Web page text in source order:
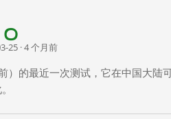
25 · 4 个月前
）的最近一次测试，它在中国大陆